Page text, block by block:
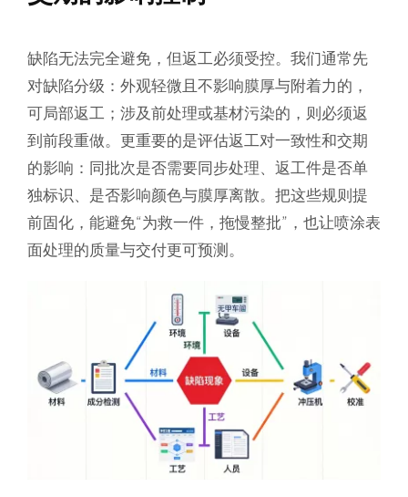
缺陷无法完全避免，但返工必须受控。我们通常先
对缺陷分级：外观轻微且不影响膜厚与附着力的，
可局部返工；涉及前处理或基材污染的，则必须返
到前段重做。更重要的是评估返工对一致性和交期
的影响：同批次是否需要同步处理、返工件是否单
独标识、是否影响颜色与膜厚离散。把这些规则提
前固化，能避免“为救一件，拖慢整批”，也让喷涂表
面处理的质量与交付更可预测。